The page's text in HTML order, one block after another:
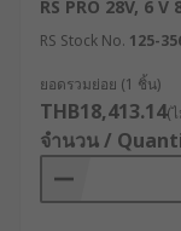
RS PRO 28V, 6
RS Stock No. 125-
ยอดรวมย่อย (1 ชิ้น)
THB18,413.14(
จำนวน /